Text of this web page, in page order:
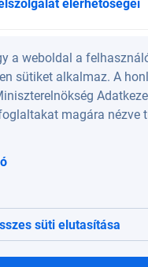
a weboldal a
sütiket alkalmaz. A
magára nézve
süti elutasítása
elérhetőségei
Süti beállítások
Köszöntő
Nonprofit Kft.